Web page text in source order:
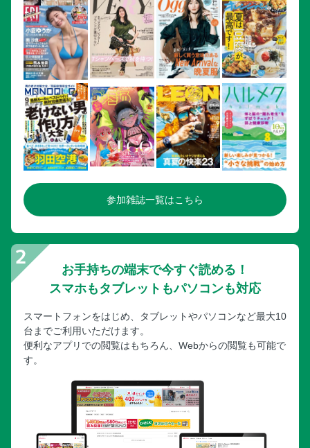
参加雑誌一覧はこちら
お手持ちの端末で今すぐ読める！
スマホもタブレットもパソコンも対応
スマートフォンをはじめ、タブレットやパソコンなど最大10
台までご利用いただけます。
便利なアプリでの閲覧はもちろん、Webからの閲覧も可能で
す。